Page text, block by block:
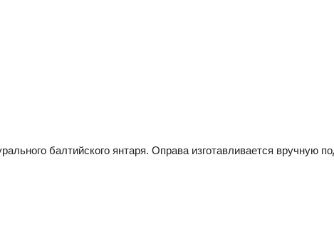
балтийского янтаря. Оправа изготавливается